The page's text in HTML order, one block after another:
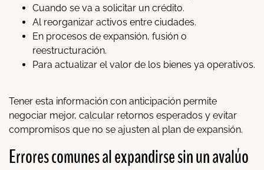
Cuando se va a solicitar un crédito.
Al reorganizar activos entre ciudades.
En procesos de expansión, fusión o
reestructuración.
Para actualizar el valor de los bienes ya operativos.
Tener esta información con anticipación permite
negociar mejor, calcular retornos esperados y evitar
compromisos que no se ajusten al plan de expansión.
Errores comunes al expandirse sin un avalúo